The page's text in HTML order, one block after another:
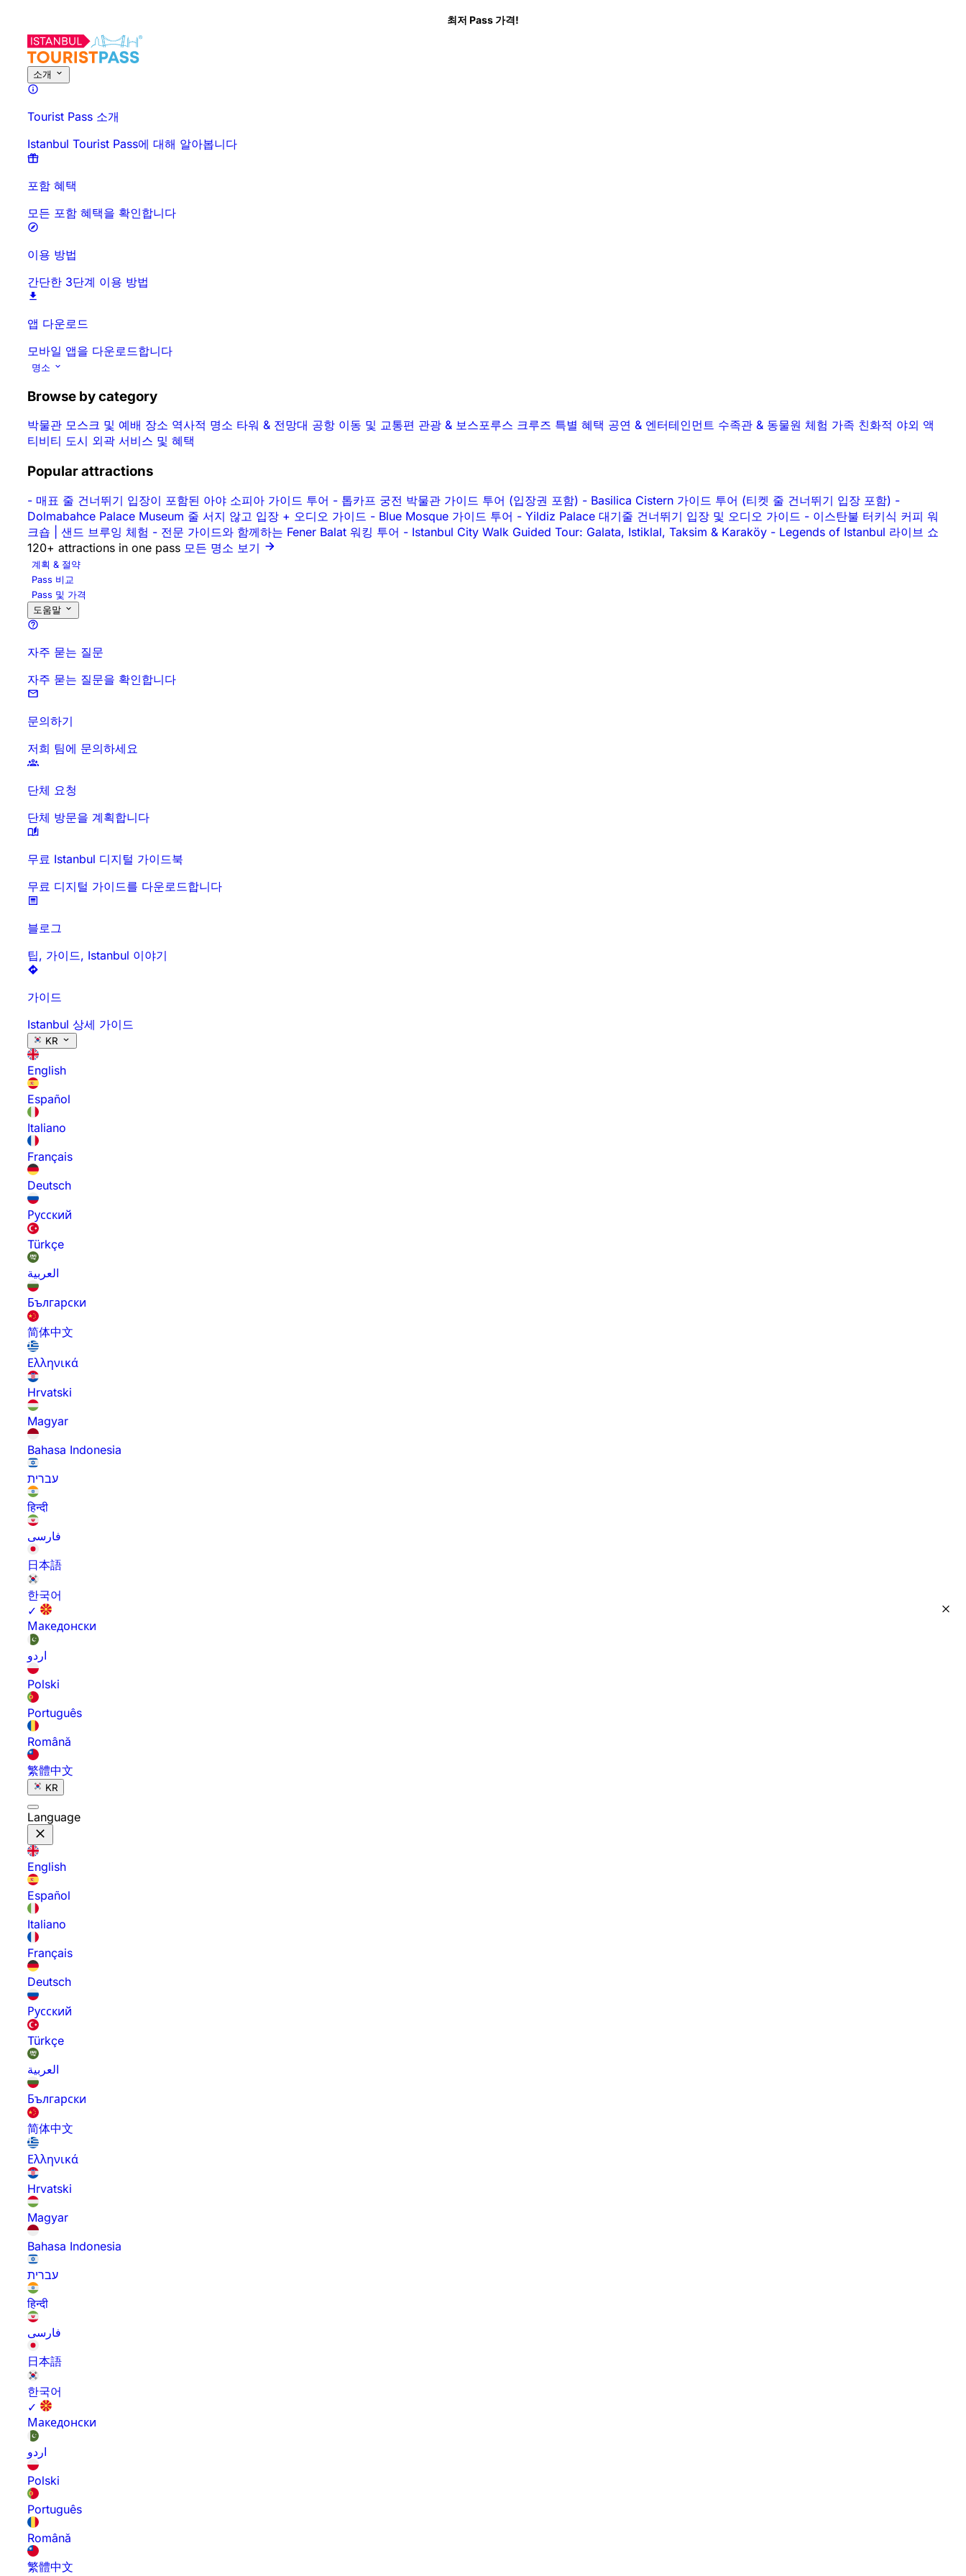
최저 Pass 가격!
소개
Tourist Pass 소개
Istanbul Tourist Pass에 대해 알아봅니다
포함 혜택
모든 포함 혜택을 확인합니다
이용 방법
간단한 3단계 이용 방법
앱 다운로드
모바일 앱을 다운로드합니다
명소
Browse by category
박물관 모스크 및 예배 장소 역사적 명소 타워 & 전망대 공항 이동 및 교통편 관광 & 보스포루스 크루즈 특별 혜택 공연 & 엔터테인먼트 수족관 & 동물원 체험 가족 친화적 야외 액
티비티 도시 외곽 서비스 및 혜택
Popular attractions
- 매표 줄 건너뛰기 입장이 포함된 아야 소피아 가이드 투어 - 톱카프 궁전 박물관 가이드 투어 (입장권 포함) - Basilica Cistern 가이드 투어 (티켓 줄 건너뛰기 입장 포함) -
Dolmabahce Palace Museum 줄 서지 않고 입장 + 오디오 가이드 - Blue Mosque 가이드 투어 - Yildiz Palace 대기줄 건너뛰기 입장 및 오디오 가이드 - 이스탄불 터키식 커피 워
크숍 | 샌드 브루잉 체험 - 전문 가이드와 함께하는 Fener Balat 워킹 투어 - Istanbul City Walk Guided Tour: Galata, Istiklal, Taksim & Karaköy - Legends of Istanbul 라이브 쇼
120+ attractions in one pass 모든 명소 보기
계획 & 절약
Pass 비교
Pass 및 가격
도움말
자주 묻는 질문
자주 묻는 질문을 확인합니다
문의하기
저희 팀에 문의하세요
단체 요청
단체 방문을 계획합니다
무료 Istanbul 디지털 가이드북
무료 디지털 가이드를 다운로드합니다
블로그
팁, 가이드, Istanbul 이야기
가이드
Istanbul 상세 가이드
KR
English
Español
Italiano
Français
Deutsch
Русский
Türkçe
العربية
Български
简体中文
Ελληνικά
Hrvatski
Magyar
Bahasa Indonesia
עברית
हिन्दी
فارسی
日本語
한국어
✓
Македонски
اردو
Polski
Português
Română
繁體中文
KR
Language
English
Español
Italiano
Français
Deutsch
Русский
Türkçe
العربية
Български
简体中文
Ελληνικά
Hrvatski
Magyar
Bahasa Indonesia
עברית
हिन्दी
فارسی
日本語
한국어
✓
Македонски
اردو
Polski
Português
Română
繁體中文